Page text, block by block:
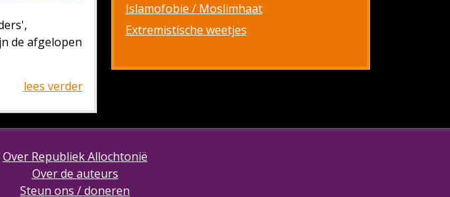
de afgelopen
lees verder
Islamofobie / Moslimhaat
Extremistische weetjes
Over Republiek Allochtonië
Over de auteurs
Steun ons / doneren